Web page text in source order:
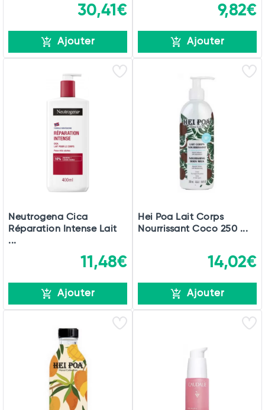
30,41€
Ajouter
9,82€
Ajouter
Neutrogena Cica
Réparation Intense Lait
...
11,48€
Ajouter
Hei Poa Lait Corps
Nourrissant Coco 250 ...
14,02€
Ajouter